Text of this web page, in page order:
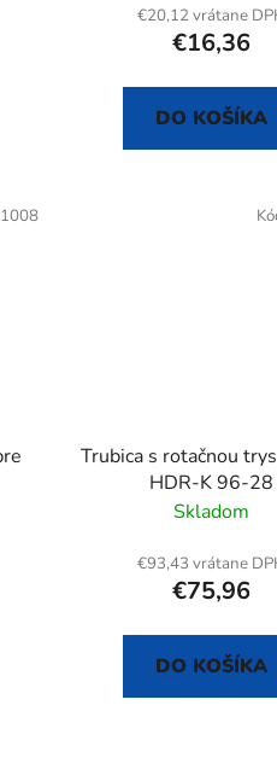
€20,12 vrátane
€16,36
DO KOŠÍKA
Trubica s rotačnou
HDR-K 96-28
Skladom
€93,43 vrátane
€75,96
DO KOŠÍKA